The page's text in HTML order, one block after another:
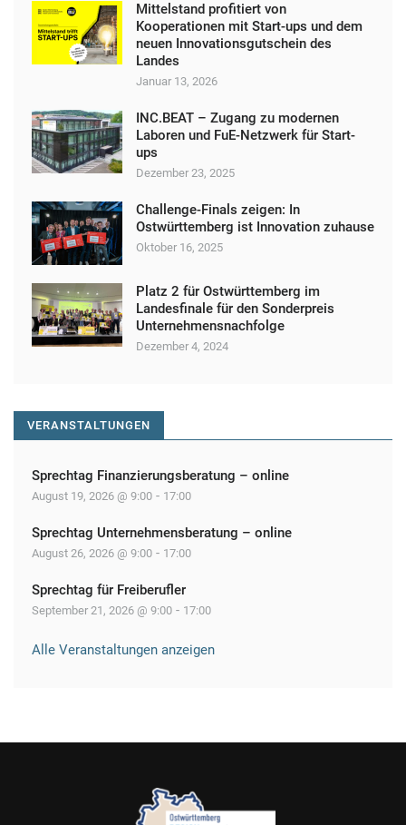
Mittelstand profitiert von
Kooperationen mit Start-ups und dem
neuen Innovationsgutschein des
Landes
Januar 13, 2026
INC.BEAT – Zugang zu modernen
Laboren und FuE-Netzwerk für Start-
ups
Dezember 23, 2025
Challenge-Finals zeigen: In
Ostwürttemberg ist Innovation zuhause
Oktober 16, 2025
Platz 2 für Ostwürttemberg im
Landesfinale für den Sonderpreis
Unternehmensnachfolge
Dezember 4, 2024
VERANSTALTUNGEN
Sprechtag Finanzierungsberatung – online
August 19, 2026 @ 9:00 - 17:00
Sprechtag Unternehmensberatung – online
August 26, 2026 @ 9:00 - 17:00
Sprechtag für Freiberufler
September 21, 2026 @ 9:00 - 17:00
Alle Veranstaltungen anzeigen